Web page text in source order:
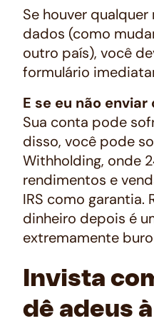
Se houver
dados (como
outro país), você
formulário
E se eu não
Sua conta pode
disso, você pode
Withholding, onde
rendimentos e
IRS como garantia.
dinheiro depois é
extremamente
Invista
dê adeus